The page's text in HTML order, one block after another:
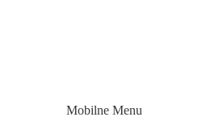
Mobilne Menu